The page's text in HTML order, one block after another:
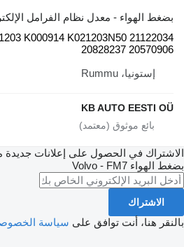
الهواء - معدل نظام الفرامل الإلكترونية
K021203 K000914 K021203N50
20828237
إستونيا، Rummu
KB AUTO EESTI
في الحصول على إعلانات جديدة
Volvo - FM7
هنا، أنت توافق على سياسة الخصوصيةو